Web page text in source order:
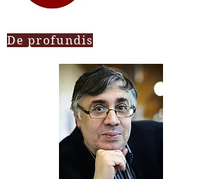
De profundis